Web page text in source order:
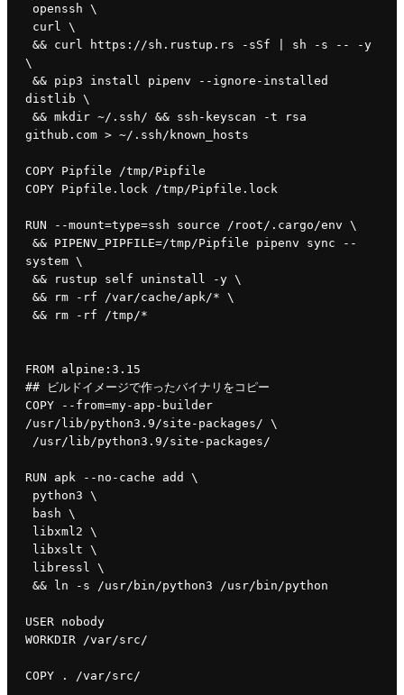
openssh \
curl \
\
distlib \
github.com > ~/.ssh/known_hosts
COPY Pipfile /tmp/Pipfile
COPY Pipfile.lock /tmp/Pipfile.lock
RUN --mount=type=ssh source /root/.cargo/env \
system \
&& rustup self uninstall -y \
&& rm -rf /var/cache/apk/* \
&& rm -rf /tmp/*
FROM alpine:3.15
## ビルドイメージで作ったバイナリをコピー
COPY --from=my-app-builder
/usr/lib/python3.9/site-packages/ \
/usr/lib/python3.9/site-packages/
RUN apk --no-cache add \
python3 \
bash \
libxml2 \
libxslt \
libressl \
&& ln -s /usr/bin/python3 /usr/bin/python
USER nobody
WORKDIR /var/src/
COPY . /var/src/